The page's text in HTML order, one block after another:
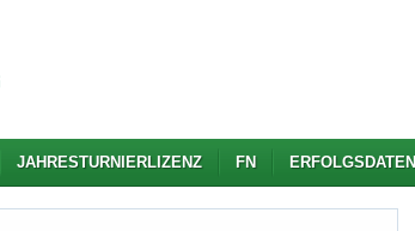
JAHRESTURNIERLIZENZ FN ERFOLGSDATEN